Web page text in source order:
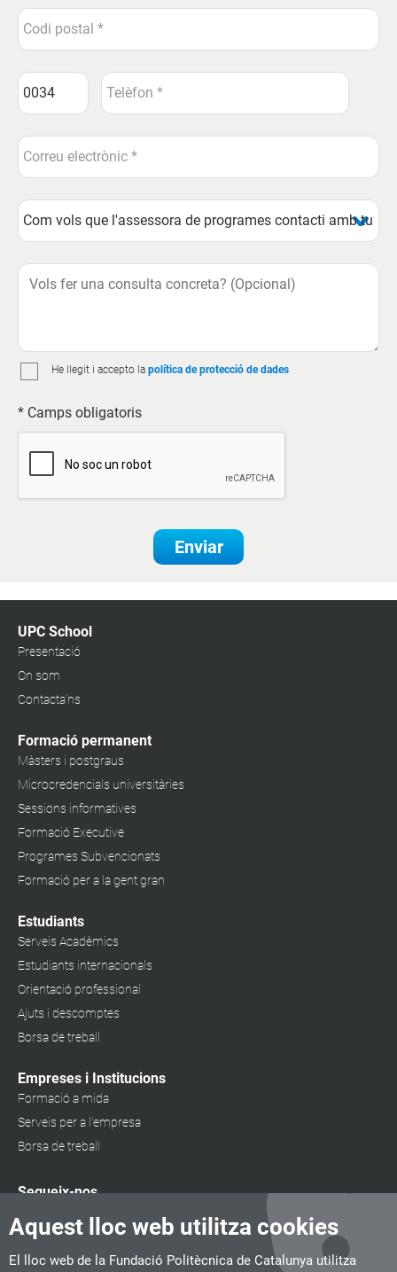
Aquest lloc web utilitza cookies
El lloc web de la Fundació Politècnica de Catalunya utilitza
He llegit i accepto la política de protecció de dades
* Camps obligatoris
Enviar
UPC School
Presentació
On som
Contacta'ns
Formació permanent
Màsters i postgraus
Microcredencials universitàries
Sessions informatives
Formació Executive
Programes Subvencionats
Formació per a la gent gran
Estudiants
Serveis Acadèmics
Estudiants internacionals
Orientació professional
Ajuts i descomptes
Borsa de treball
Empreses i Institucions
Formació a mida
Serveis per a l'empresa
Borsa de treball
Segueix-nos